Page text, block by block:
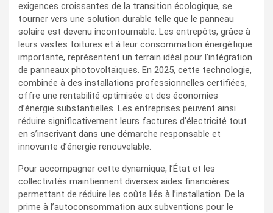
exigences croissantes de la transition écologique, se
tourner vers une solution durable telle que le panneau
solaire est devenu incontournable. Les entrepôts, grâce à
leurs vastes toitures et à leur consommation énergétique
importante, représentent un terrain idéal pour l’intégration
de panneaux photovoltaïques. En 2025, cette technologie,
combinée à des installations professionnelles certifiées,
offre une rentabilité optimisée et des économies
d’énergie substantielles. Les entreprises peuvent ainsi
réduire significativement leurs factures d’électricité tout
en s’inscrivant dans une démarche responsable et
innovante d’énergie renouvelable.
Pour accompagner cette dynamique, l’État et les
collectivités maintiennent diverses aides financières
permettant de réduire les coûts liés à l’installation. De la
prime à l’autoconsommation aux subventions pour le